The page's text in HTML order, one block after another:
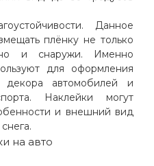
Данное
плёнку не только
и снаружи. Именно
для оформления
декора автомобилей и
Наклейки могут
и внешний вид